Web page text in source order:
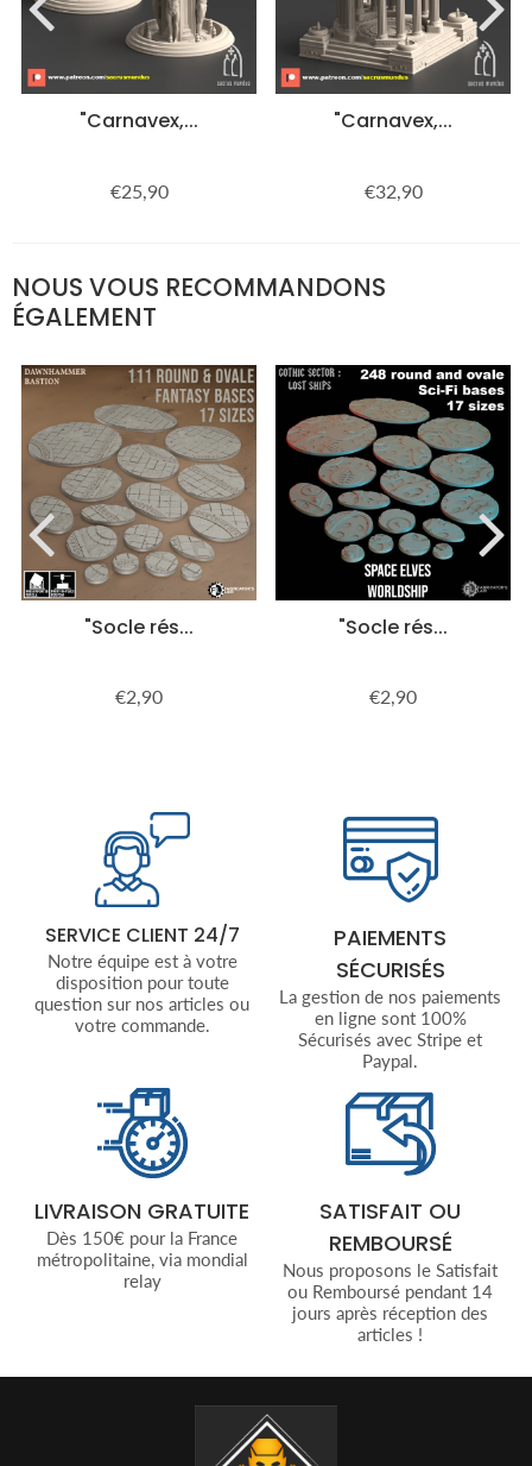
"Carnavex,...
Prix
€25,90€25,90
"Carnavex,...
Prix
€32,90€32,90
NOUS VOUS RECOMMANDONS
ÉGALEMENT
"Socle rés...
Prix
€2,90
"Socle rés...
Prix
€2,90
SERVICE CLIENT 24/7
Notre équipe est à votre
disposition pour toute
question sur nos articles ou
votre commande.
PAIEMENTS
SÉCURISÉS
La gestion de nos paiements
en ligne sont 100%
Sécurisés avec Stripe et
Paypal.
LIVRAISON GRATUITE
Dès 150€ pour la France
métropolitaine, via mondial
relay
SATISFAIT OU
REMBOURSÉ
Nous proposons le Satisfait
ou Remboursé pendant 14
jours après réception des
articles !